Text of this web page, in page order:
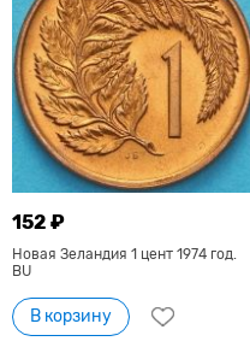
152 ₽
Новая Зеландия 1 цент 1974 год.
BU
В корзину